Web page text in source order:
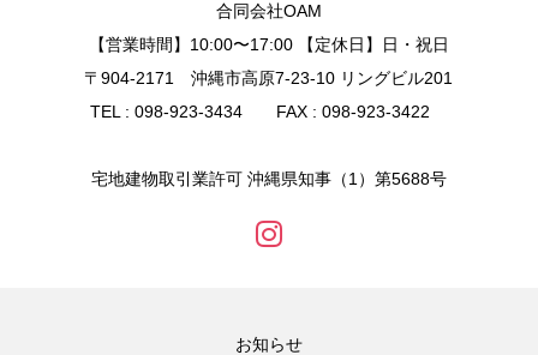
合同会社OAM
【営業時間】10:00〜17:00 【定休日】日・祝日
〒904-2171 沖縄市高原7-23-10 リングビル201
TEL : 098-923-3434 FAX : 098-923-3422
宅地建物取引業許可 沖縄県知事（1）第5688号
お知らせ